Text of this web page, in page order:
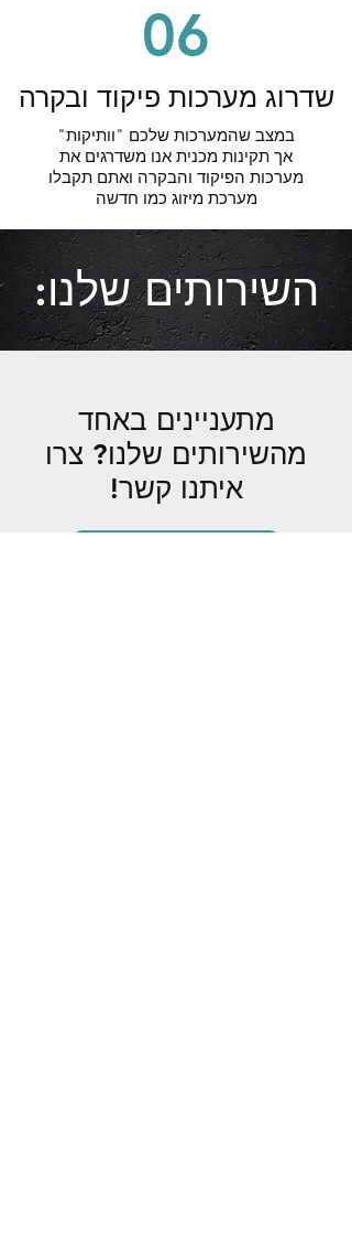
06
שדרוג מערכות פיקוד ובקרה
במצב שהמערכות שלכם "וותיקות"
אך תקינות מכנית אנו משדרגים את
מערכות הפיקוד והבקרה ואתם תקבלו
מערכת מיזוג כמו חדשה
:השירותים שלנו
מתעניינים באחד
מהשירותים שלנו? צרו
איתנו קשר!